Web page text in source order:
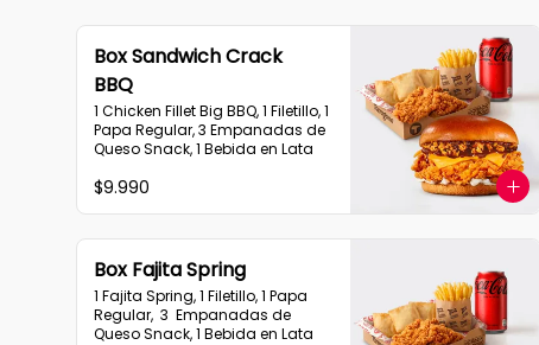
Box Sandwich Crack
BBQ
1 Chicken Fillet Big BBQ, 1 Filetillo, 1
Papa Regular, 3 Empanadas de
Queso Snack, 1 Bebida en Lata
$9.990
Box Fajita Spring
1 Fajita Spring, 1 Filetillo, 1 Papa
Regular,  3  Empanadas de
Queso Snack, 1 Bebida en Lata